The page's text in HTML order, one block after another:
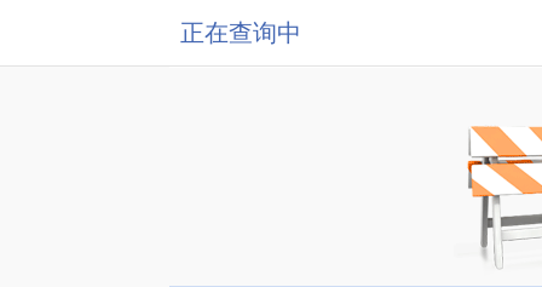
正在查询中